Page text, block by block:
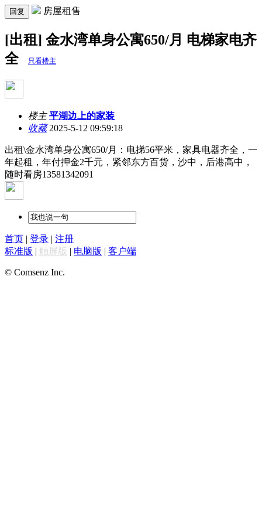
回复 房屋租售
[出租] 金水湾单身公寓650/月 电梯家电齐
全
只看楼主
楼主 平湖边上的家装
收藏2025-5-12 09:59:18
出租\金水湾单身公寓650/月：电挮56平米，家具电器齐全，一
年起租，年付押金2千元，紧邻东方百货，沙中，后港高中，
随时看房13581342091
首页 | 登录 | 注册
标准版 | 触屏版 | 电脑版 | 客户端
© Comsenz Inc.